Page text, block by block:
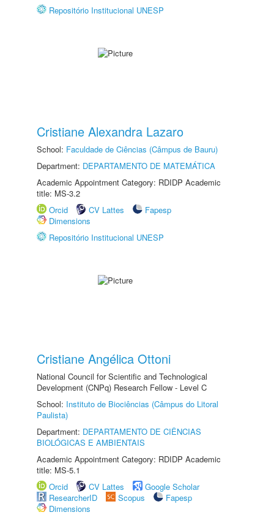
Repositório Institucional UNESP
Cristiane Alexandra Lazaro
School: Faculdade de Ciências (Câmpus de Bauru)
Department: DEPARTAMENTO DE MATEMÁTICA
Academic Appointment Category: RDIDP Academic
title: MS-3.2
Orcid
CV Lattes
Fapesp
Dimensions
Repositório Institucional UNESP
Cristiane Angélica Ottoni
National Council for Scientific and Technological
Development (CNPq) Research Fellow - Level C
School: Instituto de Biociências (Câmpus do Litoral
Paulista)
Department: DEPARTAMENTO DE CIÊNCIAS
BIOLÓGICAS E AMBIENTAIS
Academic Appointment Category: RDIDP Academic
title: MS-5.1
Orcid
CV Lattes
Google Scholar
ResearcherID
Scopus
Fapesp
Dimensions